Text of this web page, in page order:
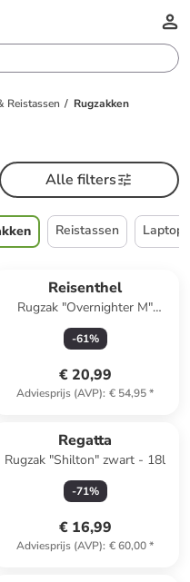
Reistassen Rugzakken
Alle filters
Reistassen
Reisenthel
Rugzak "Overnighter M"
donkerblauw - (B)30 x (H)41 x
(D)15 cm
-61%
€ 20,99
Adviesprijs (AVP): € 54,95*
Regatta
Rugzak "Shilton" zwart - 18l
-71%
€ 16,99
Adviesprijs (AVP): € 60,00*